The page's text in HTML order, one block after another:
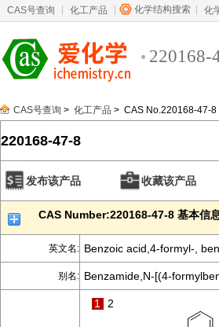
CAS号查询 化工产品 化学结构搜索 化
220168-
CAS号查询 > 化工产品 > CAS No.220168-47-8
220168-47-8
发布该产品 收藏该产品
CAS Number:220168-47-8 基本信
英文名: Benzoic acid,4-formyl-,
别名: Benzamide,N-[(4-
1 2